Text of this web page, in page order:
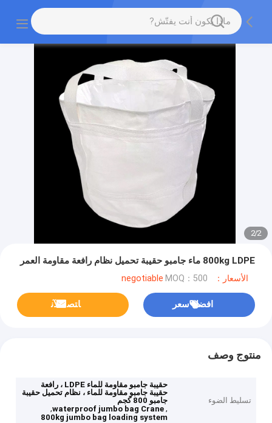
2
/
2
800kg LDPE ماء جامبو حقيبة تحميل نظام رافعة مقاومة العمر
الأسعار：negotiable MOQ：500
افضل سعر ﺎﺘﺼﻟ ﺍﻶﻧ
منتوج وصف
تسليط الضوء
حقيبة جامبو مقاومة للماء LDPE ، رافعة
حقيبة جامبو مقاومة للماء ، نظام تحميل حقيبة
جامبو 800 كجم
,
waterproof jumbo bag Crane
,
800kg jumbo bag loading system